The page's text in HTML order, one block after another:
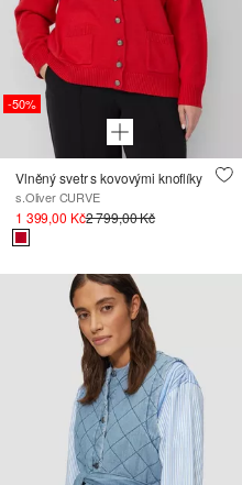
-50%
Vlněný svetr s kovovými knoflíky
s.Oliver CURVE
1 399,00 Kč2 799,00 Kč